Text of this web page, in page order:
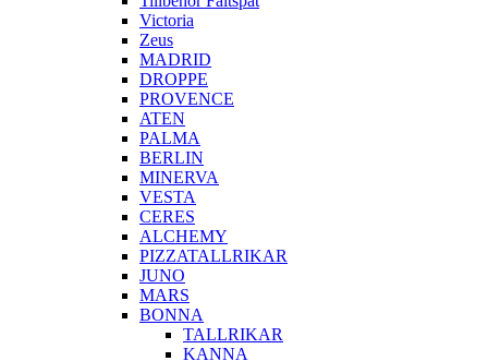
Victoria
Zeus
MADRID
DROPPE
PROVENCE
ATEN
PALMA
BERLIN
MINERVA
VESTA
CERES
ALCHEMY
PIZZATALLRIKAR
JUNO
MARS
BONNA
TALLRIKAR
KANNA